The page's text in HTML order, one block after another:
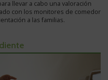
llevar a cabo una valoración
con los monitores de comedor
a las familias.